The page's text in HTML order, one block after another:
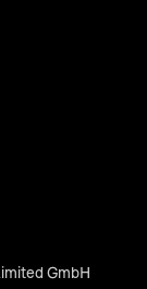
GmbH